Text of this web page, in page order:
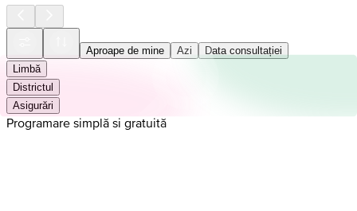
Aproape de mine Azi
Data consultației
Limbă
Districtul
Asigurări
Programare simplă si gratuită